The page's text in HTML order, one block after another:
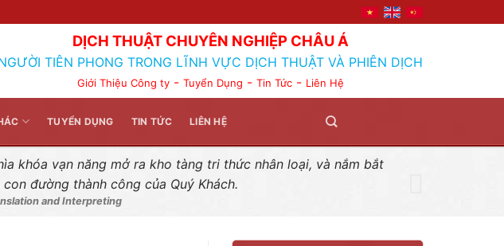
DỊCH THUẬT CHUYÊN NGHIỆP CHÂU Á
TIÊN PHONG TRONG LĨNH VỰC DỊCH THUẬT VÀ PHIÊN DỊCH
Giới Thiệu Công ty- Tuyển Dụng - Tin Tức- Liên Hệ
TUYỂN DỤNG TIN TỨC LIÊN HỆ
khóa vạn năng mở ra kho tàng tri thức nhân loại, và nắm bắt
đường thành công của Quý Khách.
and Interpreting